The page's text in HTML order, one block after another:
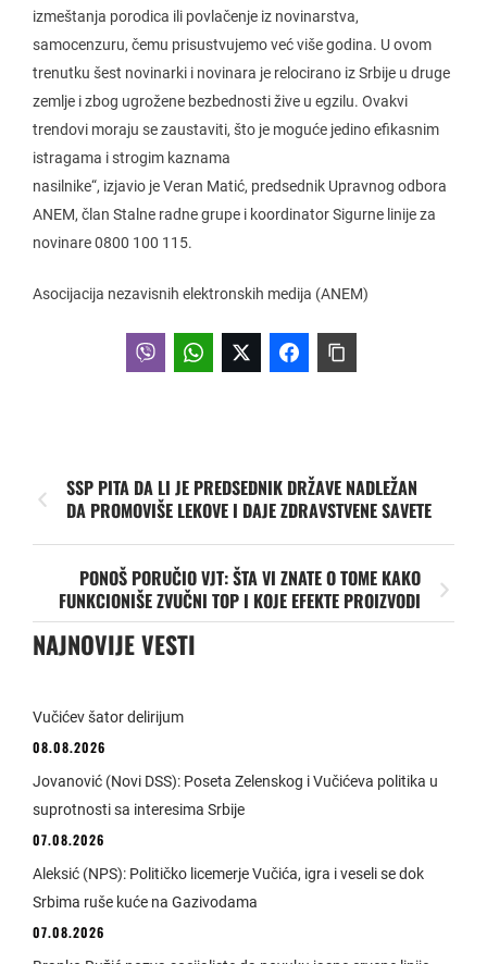
izmeštanja porodica ili povlačenje iz novinarstva,
samocenzuru, čemu prisustvujemo već više godina. U ovom
trenutku šest novinarki i novinara je relocirano iz Srbije u druge
zemlje i zbog ugrožene bezbednosti žive u egzilu. Ovakvi
trendovi moraju se zaustaviti, što je moguće jedino efikasnim
istragama i strogim kaznama
nasilnike“, izjavio je Veran Matić, predsednik Upravnog odbora
ANEM, član Stalne radne grupe i koordinator Sigurne linije za
novinare 0800 100 115.
Asocijacija nezavisnih elektronskih medija (ANEM)
SSP PITA DA LI JE PREDSEDNIK DRŽAVE NADLEŽAN
DA PROMOVIŠE LEKOVE I DAJE ZDRAVSTVENE SAVETE
PONOŠ PORUČIO VJT: ŠTA VI ZNATE O TOME KAKO
FUNKCIONIŠE ZVUČNI TOP I KOJE EFEKTE PROIZVODI
NAJNOVIJE VESTI
Vučićev šator delirijum
08.08.2026
Jovanović (Novi DSS): Poseta Zelenskog i Vučićeva politika u
suprotnosti sa interesima Srbije
07.08.2026
Aleksić (NPS): Političko licemerje Vučića, igra i veseli se dok
Srbima ruše kuće na Gazivodama
07.08.2026